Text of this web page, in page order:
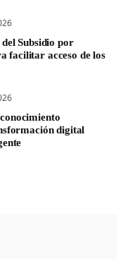
Subsidio por
facilitar acceso de los
digital